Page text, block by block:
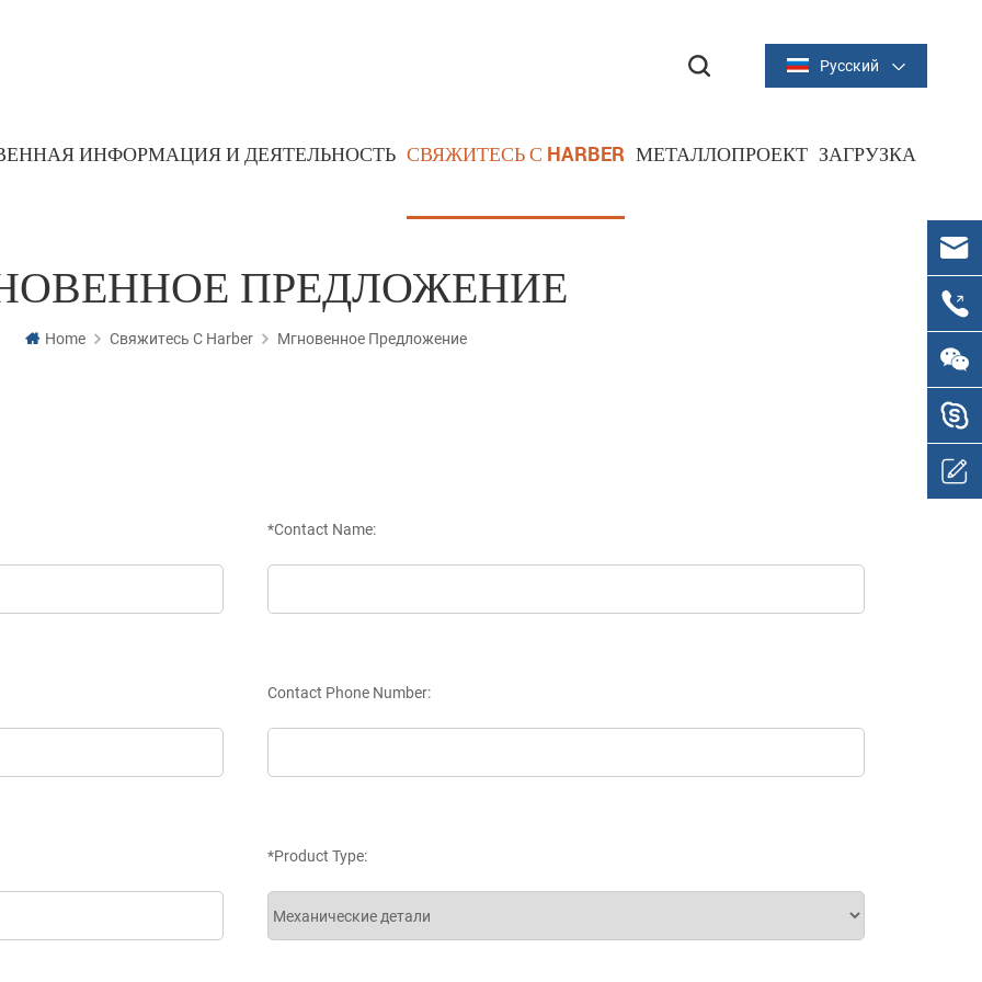
Русский
ИНФОРМАЦИЯ И ДЕЯТЕЛЬНОСТЬ СВЯЖИТЕСЬ С HARBER МЕТАЛЛОПРОЕКТ ЗАГРУЗКА
ПРЕДЛОЖЕНИЕ
Home Свяжитесь С Harber Мгновенное Предложение
*Contact Name:
Contact Phone Number:
*Product Type: